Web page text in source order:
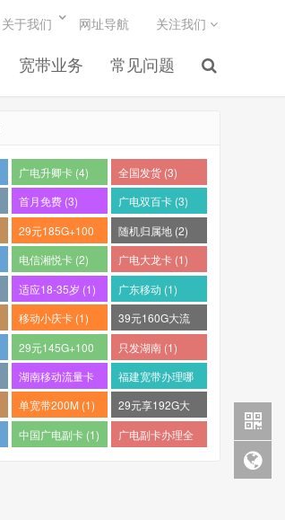
宽带业务 常见问题
关于我们 网址导航 关注我们
广电升卿卡 (4)
全国发货 (3)
首月免费 (3)
广电双百卡 (3)
29元185G+100
分钟 (2)
随机归属地 (2)
电信湘悦卡 (2)
广电大龙卡 (1)
适应18-35岁 (1)
广东移动 (1)
移动小庆卡 (1)
39元160G大流
量电话卡 (1)
29元145G+100
分钟 (1)
只发湖南 (1)
湖南移动流量卡
推荐 (1)
福建宽带办理哪
个最便宜 (1)
单宽带200M (1)
29元享192G大
流量 (1)
中国广电副卡 (1)
广电副卡办理全